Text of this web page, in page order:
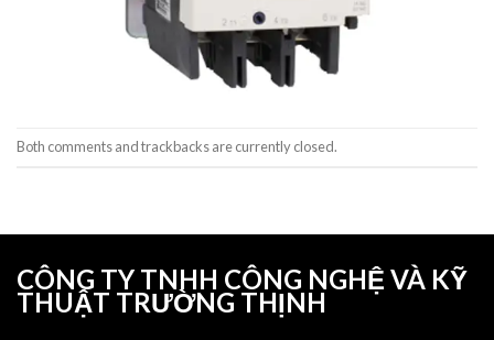
Both comments and trackbacks are currently closed.
CÔNG TY TNHH CÔNG NGHỆ VÀ KỸ
THUẬT TRƯỜNG THỊNH